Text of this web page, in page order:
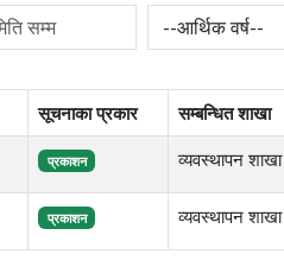
सूचनाका प्रकार सम्बन्धित शाखा
प्रकाशन व्यवस्थापन शाखा
प्रकाशन व्यवस्थापन शाखा